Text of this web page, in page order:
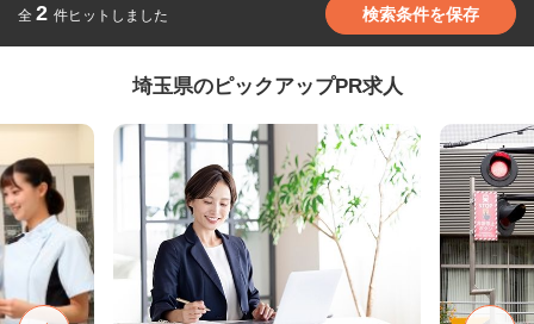
全 2 件ヒットしました 検索条件を保存
埼玉県のピックアップPR求人